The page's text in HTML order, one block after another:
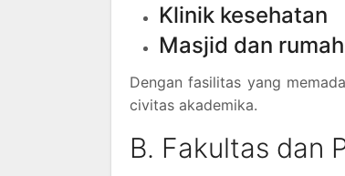
Klinik kesehatan
Masjid dan
Dengan fasilitas yang
civitas akademika.
B. Fakultas dan